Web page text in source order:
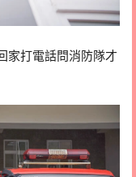
家打電話問消防隊才